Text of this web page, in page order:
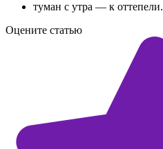
туман с утра — к оттепели.
Оцените статью